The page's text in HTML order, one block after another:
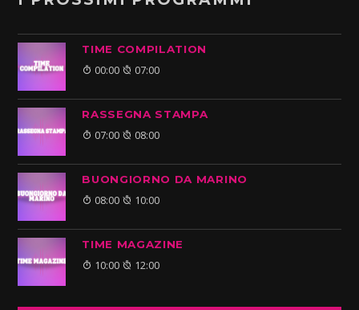
TIME COMPILATION
00:00 07:00
RASSEGNA STAMPA
07:00 08:00
BUONGIORNO DA MARINO
08:00 10:00
TIME MAGAZINE
10:00 12:00